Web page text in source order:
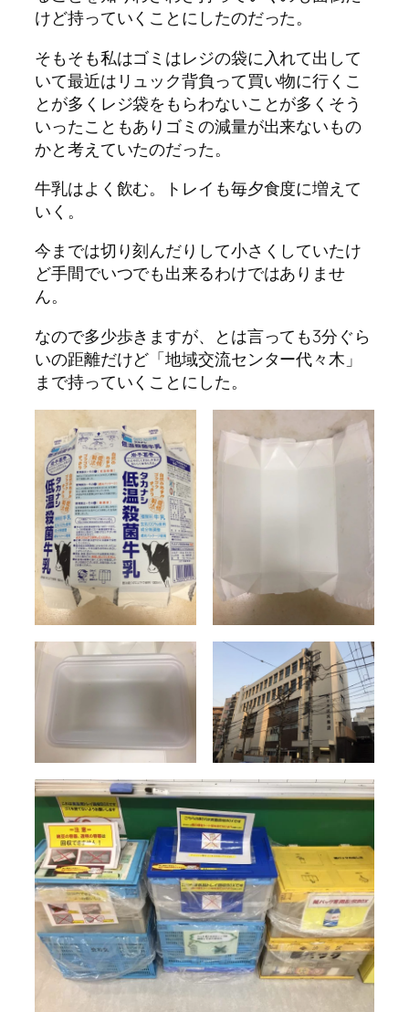
けど持っていくことにしたのだった。
そもそも私はゴミはレジの袋に入れて出して
いて最近はリュック背負って買い物に行くこ
とが多くレジ袋をもらわないことが多くそう
いったこともありゴミの減量が出来ないもの
かと考えていたのだった。
牛乳はよく飲む。トレイも毎夕食度に増えて
いく。
今までは切り刻んだりして小さくしていたけ
ど手間でいつでも出来るわけではありませ
ん。
なので多少歩きますが、とは言っても3分ぐら
いの距離だけど「地域交流センター代々木」
まで持っていくことにした。